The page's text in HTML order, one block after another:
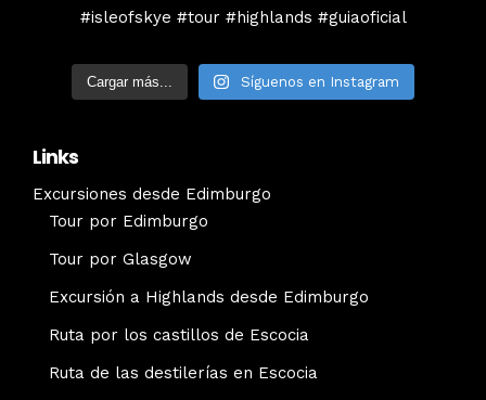
Cargar más... Síguenos en Instagram
Links
Excursiones desde Edimburgo
Tour por Edimburgo
Tour por Glasgow
Excursión a Highlands desde Edimburgo
Ruta por los castillos de Escocia
Ruta de las destilerías en Escocia